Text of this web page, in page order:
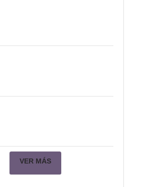
VER MÁS